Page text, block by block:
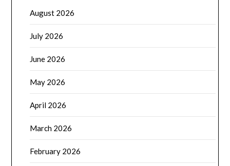
August 2026
July 2026
June 2026
May 2026
April 2026
March 2026
February 2026